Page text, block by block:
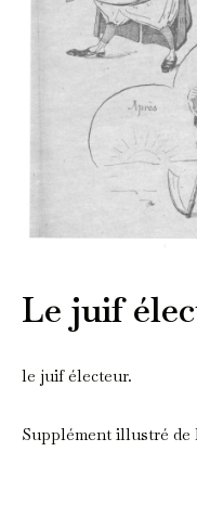
Le juif
le juif électeur.
Supplément illustré de